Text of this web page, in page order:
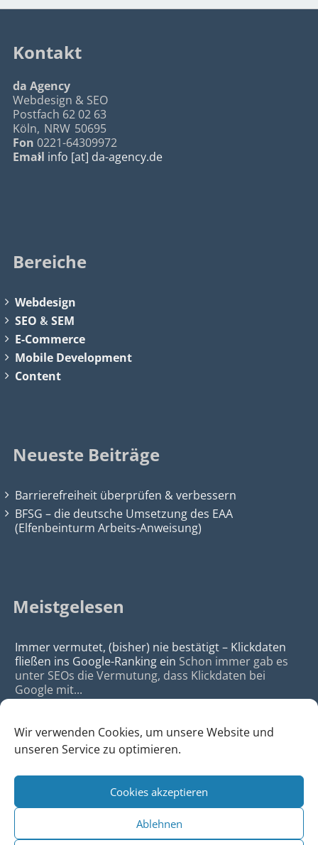
Wir verwenden Cookies, um unsere Website und
unseren Service zu optimieren.
Cookies akzeptieren
Ablehnen
Kontakt
da Agency
Webdesign & SEO
Postfach 62 02 63
Köln, NRW 50695
Fon 0221-64309972
Email info [at] da-agency.de
Bereiche
Webdesign
SEO &SEM
E-Commerce
Mobile Development
Content
Neueste Beiträge
Barrierefreiheit überprüfen & verbessern
BFSG – die deutsche Umsetzung des EAA
(Elfenbeinturm Arbeits-Anweisung)
Meistgelesen
Immer vermutet, (bisher) nie bestätigt – Klickdaten
fließen ins Google-Ranking ein Schon immer gab es
unter SEOs die Vermutung, dass Klickdaten bei
Google mit...
da Agency - Webagentur für Webdesign & SEO, Köln
•Webdesign Köln|SEO Köln|Sitemap|Impressum